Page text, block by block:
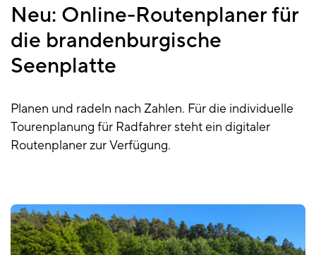
Neu: Online-Routenplaner für
die brandenburgische
Seenplatte
Planen und radeln nach Zahlen. Für die individuelle
Tourenplanung für Radfahrer steht ein digitaler
Routenplaner zur Verfügung.